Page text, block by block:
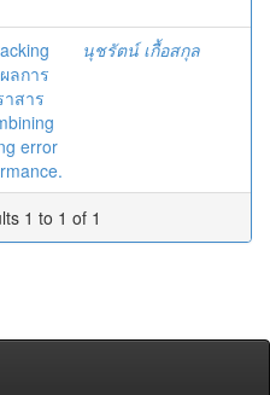
ลการ
สาร
error
นุชรัตน์ เกื้อสกุล
1 to 1 of 1